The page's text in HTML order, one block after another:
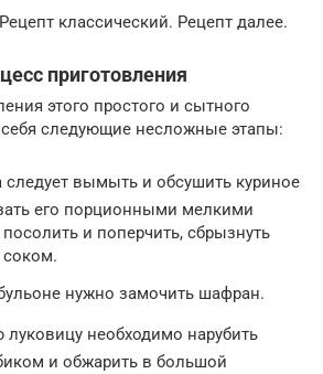
классический. Рецепт далее.
приготовления
этого простого и сытного
следующие несложные этапы:
следует вымыть и обсушить куриное
его порционными мелкими
и поперчить, сбрызнуть
нужно замочить шафран.
необходимо нарубить
и обжарить в большой